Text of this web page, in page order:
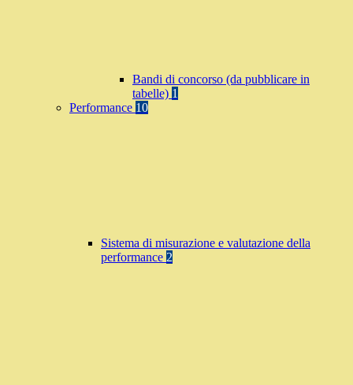
Bandi di concorso (da pubblicare in
tabelle) 1
Performance 10
Sistema di misurazione e valutazione della
performance 2